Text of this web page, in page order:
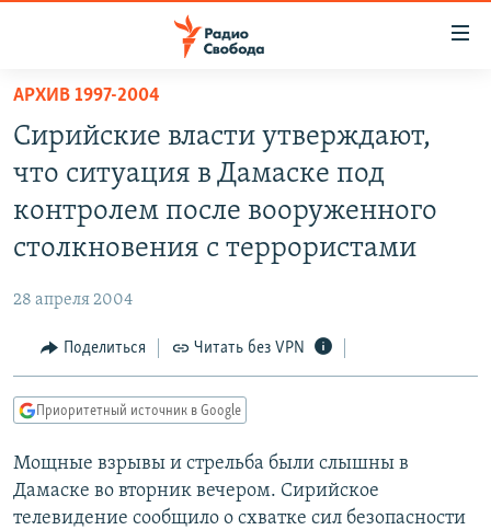
упрощенного
доступа
основному
содержанию
навигации
Вернутся
ПОДКАСТЫ
АВТОРСКИЕ ПРОЕКТЫ
КУЛЬТУРА
IDEL.РЕАЛИИ
КАВКАЗ.РЕАЛИИ
СИБИРЬ.РЕАЛИИ
РАСПИСАНИЕ ВЕЩАНИЯ
АРХИВ 1997-2004
Сирийские власти утверждают,
что ситуация в Дамаске под
контролем после вооруженного
столкновения с террористами
28 апреля 2004
Поделиться Читать без VPN
Приоритетный источник в Google
Мощные взрывы и стрельба были слышны в
Дамаске во вторник вечером. Сирийское
телевидение сообщило о схватке сил безопасности